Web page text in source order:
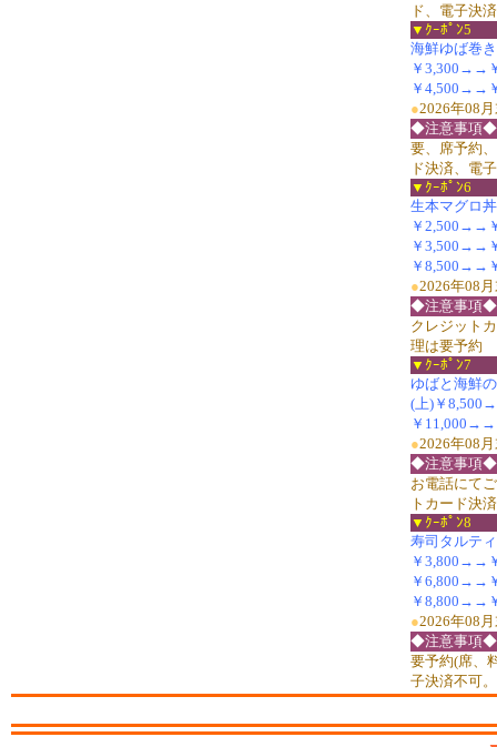
ド、電子決
▼ｸｰﾎﾟﾝ5
海鮮ゆば巻
￥3,300→→
￥4,500→→
●2026年08
◆注意事項◆
要、席予約
ド決済、電
▼ｸｰﾎﾟﾝ6
生本マグロ
￥2,500→→
￥3,500→→
￥8,500→→
●2026年08
◆注意事項◆
クレジット
理は要予約
▼ｸｰﾎﾟﾝ7
ゆばと海鮮
(上)￥
￥11,000→→
●2026年08
◆注意事項◆
お電話にて
トカード決
▼ｸｰﾎﾟﾝ8
寿司タルテ
￥3,800→→
￥6,800→→
￥8,800→→
●2026年08
◆注意事項◆
要予約(席、
子決済不可。